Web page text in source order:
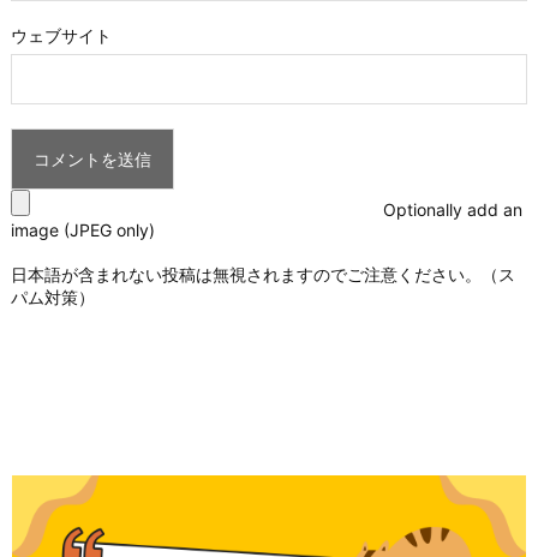
ウェブサイト
Optionally add an
image (JPEG only)
日本語が含まれない投稿は無視されますのでご注意ください。（ス
パム対策）